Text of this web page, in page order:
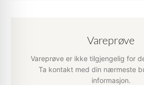
Vareprøve
Vareprøve er ikke tilgjengelig for
Ta kontakt med din nærmeste
informasjon.